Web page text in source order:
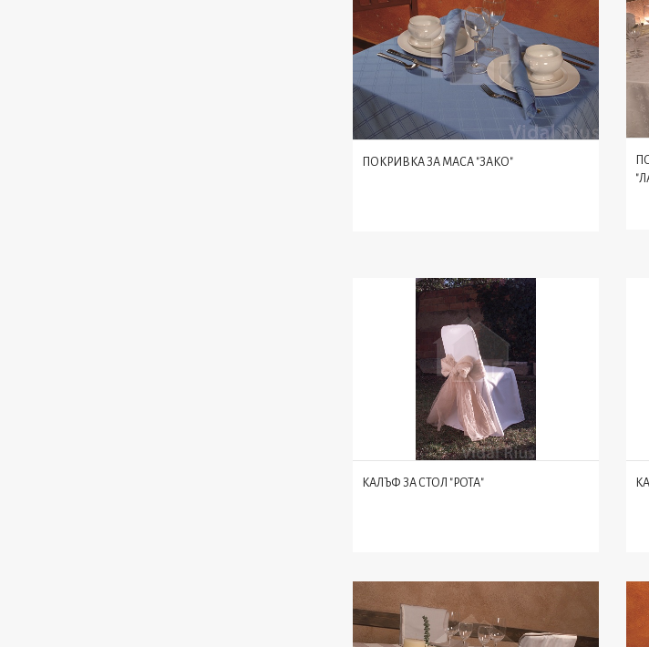
ПОКРИВКА ЗА МАСА "ЗАКО"
КАЛЪФ ЗА СТОЛ "РОТА"